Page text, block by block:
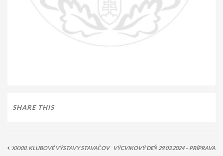
SHARE THIS
XXXIII. KLUBOVÉ VÝSTAVY STAVAČOV
VÝCVIKOVÝ DEŇ 29.03.2024 – PRÍPRAVA